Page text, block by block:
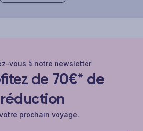
vous à notre newsletter
de 70€* de
réduction
prochain voyage.